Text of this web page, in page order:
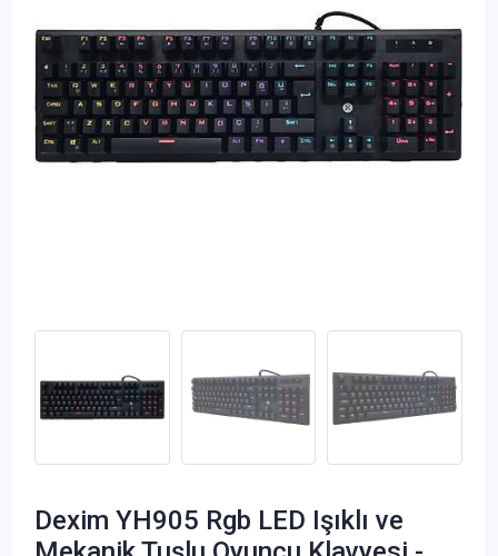
Dexim YH905 Rgb LED Işıklı ve